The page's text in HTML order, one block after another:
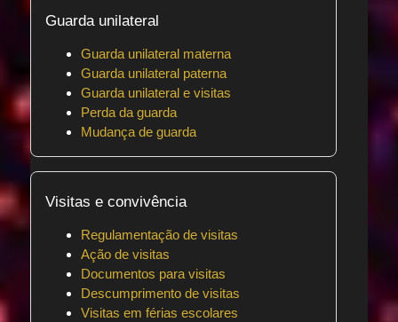
Guarda unilateral
Guarda unilateral materna
Guarda unilateral paterna
Guarda unilateral e visitas
Perda da guarda
Mudança de guarda
Visitas e convivência
Regulamentação de visitas
Ação de visitas
Documentos para visitas
Descumprimento de visitas
Visitas em férias escolares